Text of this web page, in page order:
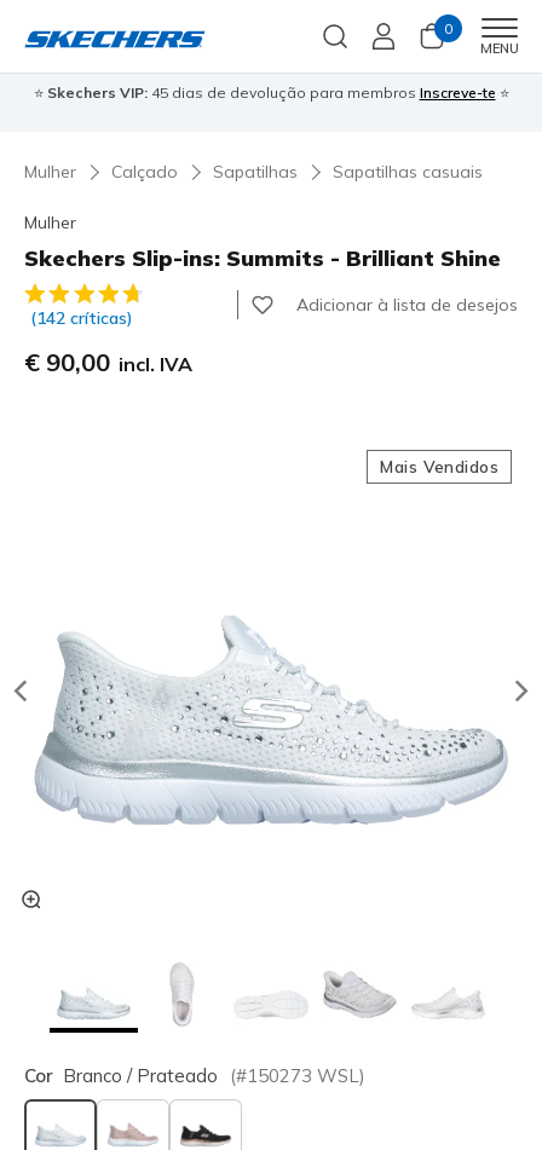
0
MENU
⭐ Skechers VIP:45 dias de devolução para membros Inscreve-te ⭐
Mulher Calçado Sapatilhas Sapatilhas casuais
Mulher
Skechers Slip-ins: Summits - Brilliant Shine
4$5 de 5 – Classificação do cliente
(142 críticas)
Adicionar à lista de desejos
€ 90,00 incl. IVA
Mais Vendidos
Cor Branco / Prateado (#150273 WSL )